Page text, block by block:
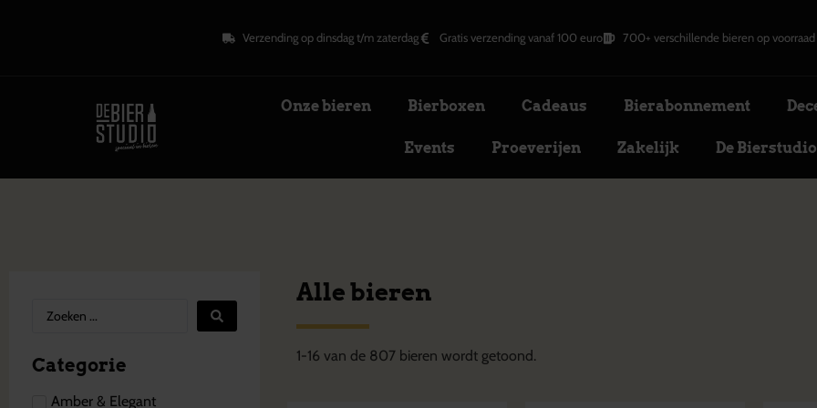
Verzending op dinsdag t/m zaterdag Gratis verzending vanaf 100 euro 700+ verschillende bieren op voorraad
Onze bieren Bierboxen Cadeaus Bierabonnement
Events Proeverijen Zakelijk De Bierstudio
Categorie
Amber & Elegant
Alle bieren
1-16 van de 807 bieren wordt getoond.